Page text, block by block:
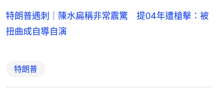
特朗普遇刺｜陳水扁稱非常震驚 提04年遭槍擊：被
扭曲成自導自演
特朗普